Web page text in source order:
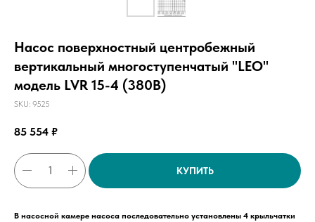
Насос поверхностный центробежный
вертикальный многоступенчатый "LEO"
модель LVR 15-4 (380В)
SKU: 9525
85 554 ₽
КУПИТЬ
В насосной камере насоса последовательно установлены 4 крыльчатки